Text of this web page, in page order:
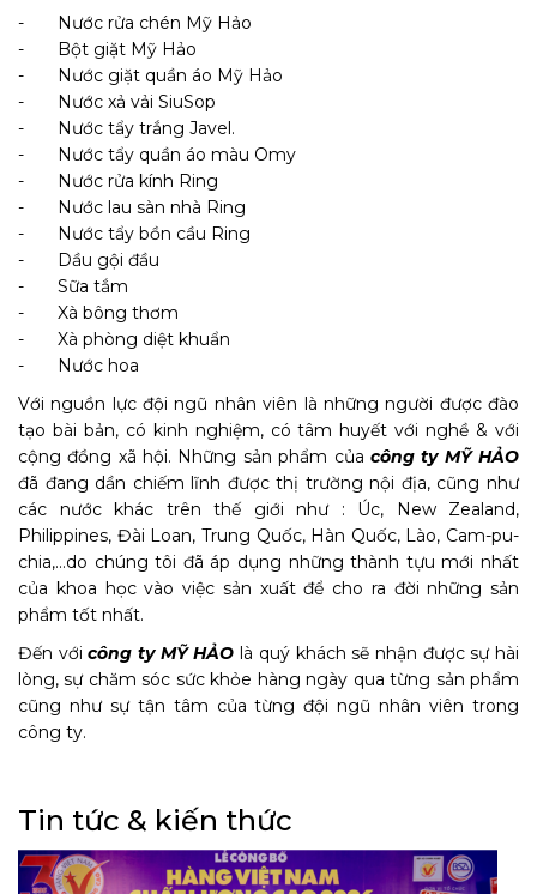
- Nước rửa chén Mỹ Hảo
- Bột giặt Mỹ Hảo
- Nước giặt quần áo Mỹ Hảo
- Nước xả vải SiuSop
- Nước tẩy trắng Javel.
- Nước tẩy quần áo màu Omy
- Nước rửa kính Ring
- Nước lau sàn nhà Ring
- Nước tẩy bồn cầu Ring
- Dầu gội đầu
- Sữa tắm
- Xà bông thơm
- Xà phòng diệt khuẩn
- Nước hoa
Với nguồn lực đội ngũ nhân viên là những người được đào
tạo bài bản, có kinh nghiệm, có tâm huyết với nghề & với
cộng đồng xã hội. Những sản phẩm của công ty MỸ HẢO
đã đang dần chiếm lĩnh được thị trường nội địa, cũng như
các nước khác trên thế giới như : Úc, New Zealand,
Philippines, Đài Loan, Trung Quốc, Hàn Quốc, Lào, Cam-pu-
chia,…do chúng tôi đã áp dụng những thành tựu mới nhất
của khoa học vào việc sản xuất để cho ra đời những sản
phẩm tốt nhất.
Đến vớicông ty MỸ HẢO là quý khách sẽ nhận được sự hài
lòng, sự chăm sóc sức khỏe hàng ngày qua từng sản phẩm
cũng như sự tận tâm của từng đội ngũ nhân viên trong
công ty.
Tin tức & kiến thức
Người Không Bán Mình Cho
Nước Ngoài
Sở Giáo dục và Đào tạo Long
An được tặng 30.000 chai gel
rửa tay